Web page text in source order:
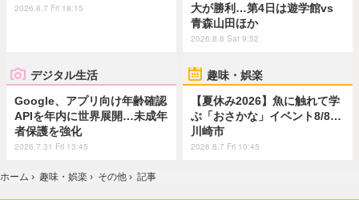
2026.8.7 Fri 18:15
大が勝利…第4日は遊学館vs
青森山田ほか
2026.8.8 Sat 9:52
デジタル生活
Google、アプリ向け年齢確認
APIを年内に世界展開…未成年
者保護を強化
2026.7.31 Fri 13:45
趣味・娯楽
【夏休み2026】魚に触れて学
ぶ「おさかな」イベント8/8…
川崎市
2026.8.7 Fri 10:45
ホーム › 趣味・娯楽 › その他 › 記事